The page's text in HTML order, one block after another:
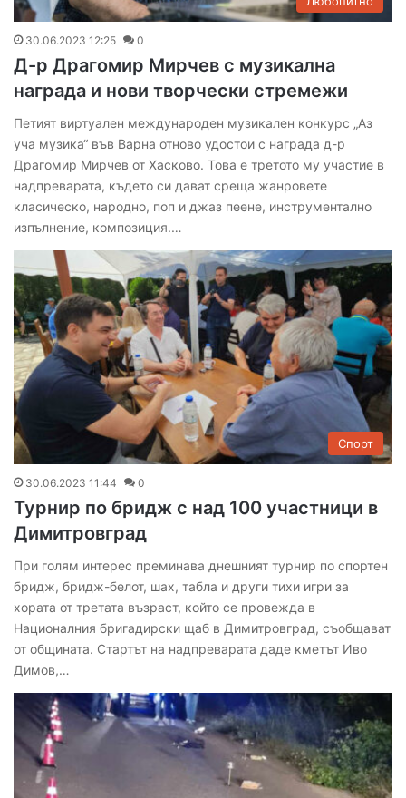
30.06.2023 12:25 0
Д-р Драгомир Мирчев с музикална
награда и нови творчески стремежи
Петият виртуален международен музикален конкурс „Аз
уча музика“ във Варна отново удостои с награда д-р
Драгомир Мирчев от Хасково. Това е третото му участие в
надпреварата, където си дават среща жанровете
класическо, народно, поп и джаз пеене, инструментално
изпълнение, композиция.…
Спорт
30.06.2023 11:44 0
Турнир по бридж с над 100 участници в
Димитровград
При голям интерес преминава днешният турнир по спортен
бридж, бридж-белот, шах, табла и други тихи игри за
хората от третата възраст, който се провежда в
Националния бригадирски щаб в Димитровград, съобщават
от общината. Стартът на надпреварата даде кметът Иво
Димов,…